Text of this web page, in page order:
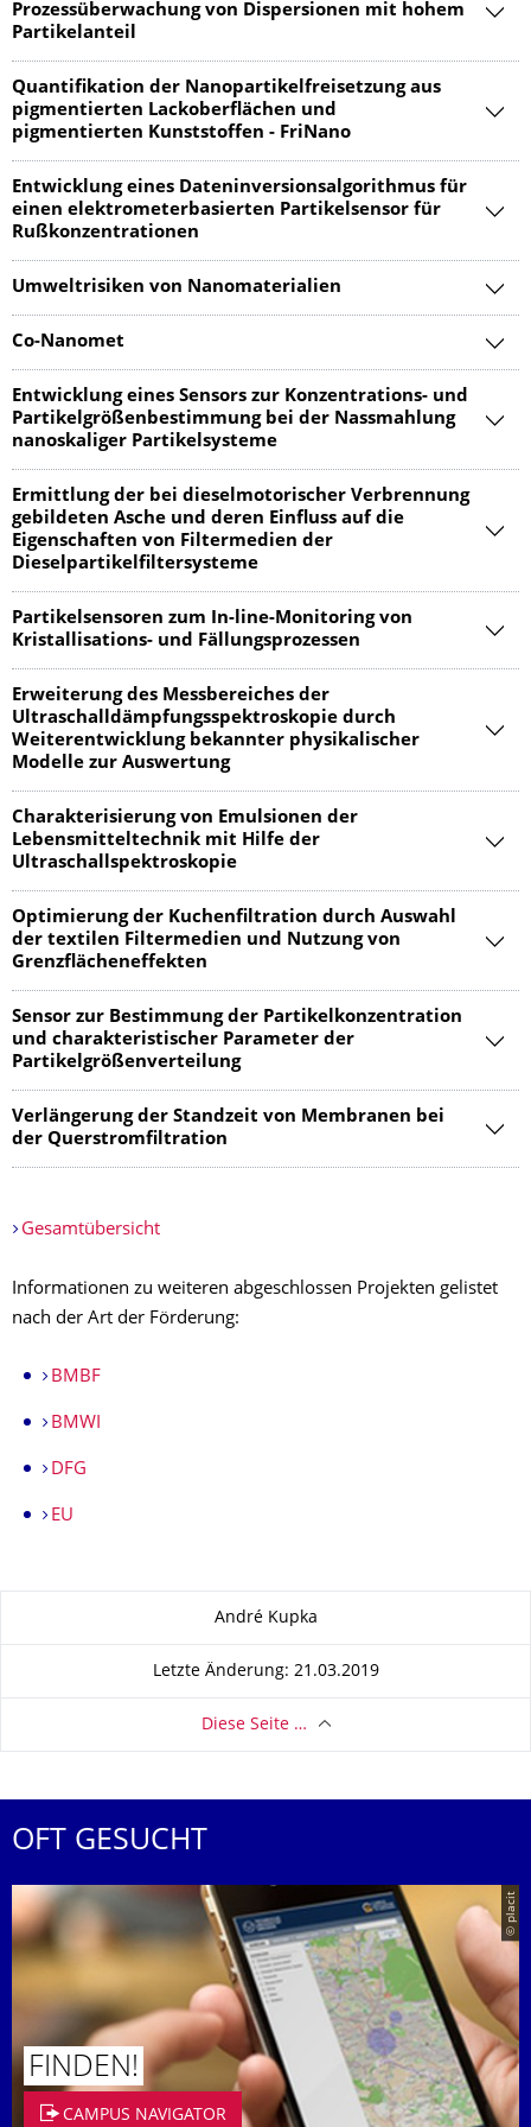
Prozessüberwachung von Dispersionen mit hohem
Partikelanteil
Quantifikation der Nanopartikelfreisetzung aus
pigmentierten Lackoberflächen und
pigmentierten Kunststoffen - FriNano
Entwicklung eines Dateninversionsalgorithmus für
einen elektrometerbasierten Partikelsensor für
Rußkonzentrationen
Umweltrisiken von Nanomaterialien
Co-Nanomet
Entwicklung eines Sensors zur Konzentrations- und
Partikelgrößenbestimmung bei der Nassmahlung
nanoskaliger Partikelsysteme
Ermittlung der bei dieselmotorischer Verbrennung
gebildeten Asche und deren Einfluss auf die
Eigenschaften von Filtermedien der
Dieselpartikelfiltersysteme
Partikelsensoren zum In-line-Monitoring von
Kristallisations- und Fällungsprozessen
Erweiterung des Messbereiches der
Ultraschalldämpfungsspektroskopie durch
Weiterentwicklung bekannter physikalischer
Modelle zur Auswertung
Charakterisierung von Emulsionen der
Lebensmitteltechnik mit Hilfe der
Ultraschallspektroskopie
Optimierung der Kuchenfiltration durch Auswahl
der textilen Filtermedien und Nutzung von
Grenzflächeneffekten
Sensor zur Bestimmung der Partikelkonzentration
und charakteristischer Parameter der
Partikelgrößenverteilung
Verlängerung der Standzeit von Membranen bei
der Querstromfiltration
Gesamtübersicht
Informationen zu weiteren abgeschlossen Projekten gelistet
nach der Art der Förderung:
BMBF
BMWI
DFG
EU
André Kupka
Letzte Änderung: 21.03.2019
Diese Seite …
OFT GESUCHT
© placit
FINDEN!
CAMPUS NAVIGATOR